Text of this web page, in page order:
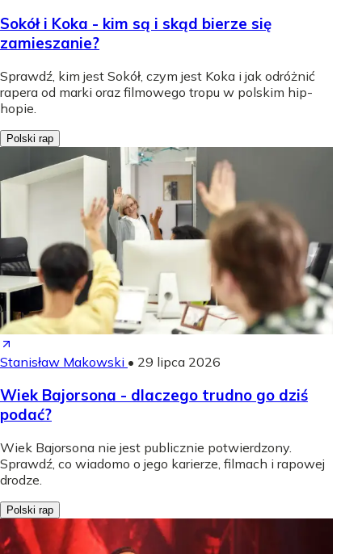
Sokół i Koka - kim są i skąd bierze się
zamieszanie?
Sprawdź, kim jest Sokół, czym jest Koka i jak odróżnić
rapera od marki oraz filmowego tropu w polskim hip-
hopie.
Polski rap
Stanisław Makowski • 29 lipca 2026
Wiek Bajorsona - dlaczego trudno go dziś
podać?
Wiek Bajorsona nie jest publicznie potwierdzony.
Sprawdź, co wiadomo o jego karierze, filmach i rapowej
drodze.
Polski rap